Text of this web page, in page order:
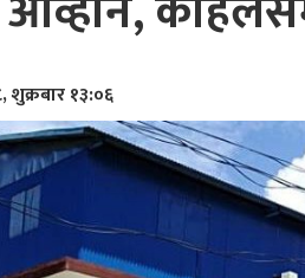
शुक्रबार १३:०६